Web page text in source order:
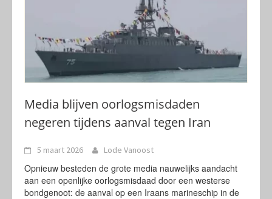
Media blijven oorlogsmisdaden
negeren tijdens aanval tegen Iran
5 maart 2026 Lode Vanoost
Opnieuw besteden de grote media nauwelijks aandacht
aan een openlijke oorlogsmisdaad door een westerse
bondgenoot: de aanval op een Iraans marineschip in de